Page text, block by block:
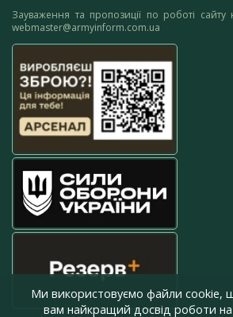
Зауваження та пропозиції по роботі сайту
webmaster@armyinform.com.ua
Ми використовуємо файли cookie,
вам найкращий досвід роботи